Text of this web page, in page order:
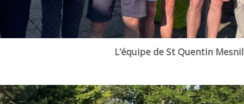
L’équipe de St Quentin Mesnil